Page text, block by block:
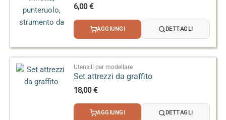
6,00€
AGGIUNGI DETTAGLI
Utensili per modellare
Set attrezzi da graffito
18,00€
AGGIUNGI DETTAGLI